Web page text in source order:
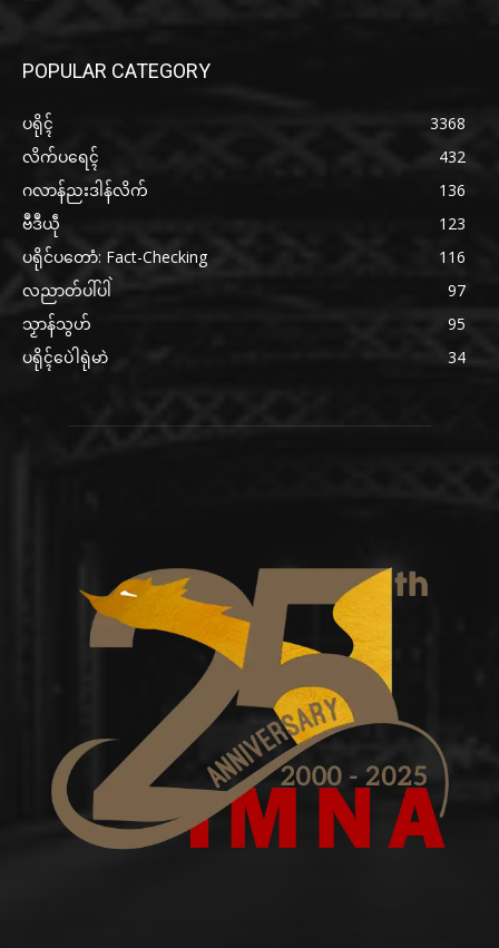
POPULAR CATEGORY
ပရိုၚ်
3368
လိက်ပရေၚ်
432
ဂလာန်ညးဒါန်လိက်
136
ဗဳဒဳယဵု
123
ပရိုင်ပတောံ: Fact-Checking
116
လညာတ်ပါ်ပါဲ
97
သၟာန်သွဟ်
95
ပရိုၚ်ပေဲါရုဲမာဲ
34